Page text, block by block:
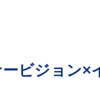
ビジョン×